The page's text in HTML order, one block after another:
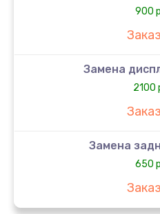
900
Замена
2100
Замена
650